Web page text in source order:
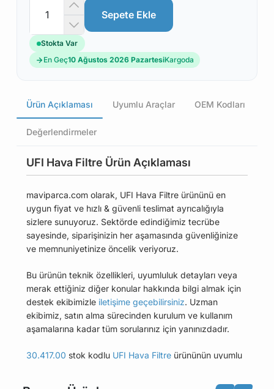
Sepete Ekle
Stokta Var
En Geç10 Ağustos 2026 PazartesiKargoda
Ürün Açıklaması Uyumlu Araçlar OEM Kodları
Değerlendirmeler
UFI Hava Filtre Ürün Açıklaması
maviparca.com olarak, UFI Hava Filtre ürününü en
uygun fiyat ve hızlı & güvenli teslimat ayrıcalığıyla
sizlere sunuyoruz. Sektörde edindiğimiz tecrübe
sayesinde, siparişinizin her aşamasında güvenliğinize
ve memnuniyetinize öncelik veriyoruz.
Bu ürünün teknik özellikleri, uyumluluk detayları veya
merak ettiğiniz diğer konular hakkında bilgi almak için
destek ekibimizle iletişime geçebilirsiniz. Uzman
ekibimiz, satın alma sürecinden kurulum ve kullanım
aşamalarına kadar tüm sorularınız için yanınızdadır.
30.417.00 stok kodlu UFI Hava Filtre ürününün uyumlu
bulabilirsiniz.